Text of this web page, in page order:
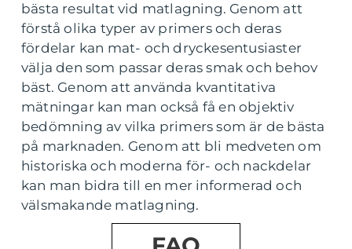
bästa resultat vid matlagning. Genom att
förstå olika typer av primers och deras
fördelar kan mat- och dryckesentusiaster
välja den som passar deras smak och behov
bäst. Genom att använda kvantitativa
mätningar kan man också få en objektiv
bedömning av vilka primers som är de bästa
på marknaden. Genom att bli medveten om
historiska och moderna för- och nackdelar
kan man bidra till en mer informerad och
välsmakande matlagning.